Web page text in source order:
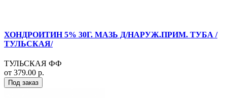
ХОНДРОИТИН 5% 30Г. МАЗЬ Д/НАРУЖ.ПРИМ. ТУБА /
ТУЛЬСКАЯ/
ТУЛЬСКАЯ ФФ
от 379.00 р.
Под заказ